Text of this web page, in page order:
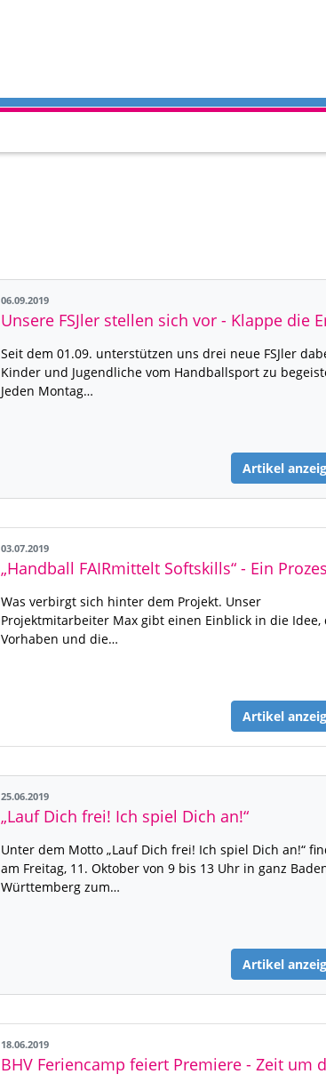
06.09.2019
Unsere FSJler stellen sich vor - Klappe die
Seit dem 01.09. unterstützen uns drei neue FSJler
Kinder und Jugendliche vom Handballsport zu
Jeden Montag…
Artikel
03.07.2019
Was verbirgt sich hinter dem Projekt. Unser
Projektmitarbeiter Max gibt einen Einblick in die Idee,
Vorhaben und die…
Artikel
25.06.2019
„Lauf Dich frei! Ich spiel Dich an!“
Unter dem Motto „Lauf Dich frei! Ich spiel Dich an!“
am Freitag, 11. Oktober von 9 bis 13 Uhr in ganz
Württemberg zum…
Artikel
18.06.2019